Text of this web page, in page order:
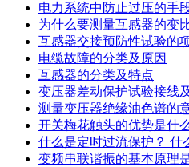
电力系统中防止过压的手
为什么要测量互感器的变
互感器交接预防性试验的
电缆故障的分类及原因
互感器的分类及特点
变压器差动保护试验接线
测量变压器绝缘油色谱的
开关梅花触头的优势是什
什么是定时过流保护？ 什
变频串联谐振的基本原理